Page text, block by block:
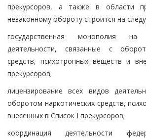
прекурсоров, а также в области
незаконному обороту строится на
государственная монополия
деятельности, связанные с
средств, психотропных веществ и
прекурсоров;
лицензирование всех видов
оборотом наркотических средств,
внесенных в Список I прекурсоров;
координация деятельности